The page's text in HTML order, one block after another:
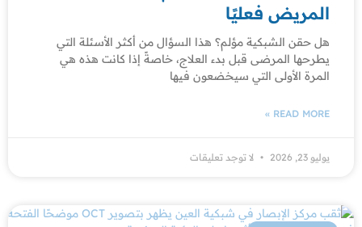
المريض فعليًا
هل حقن الشبكية مؤلم؟ هذا السؤال من أكثر الأسئلة التي
يطرحها المرضى قبل بدء العلاج، خاصةً إذا كانت هذه هي
المرة الأولى التي سيخضعون فيها
READ MORE »
يوليو 23, 2026 لا توجد تعليقات